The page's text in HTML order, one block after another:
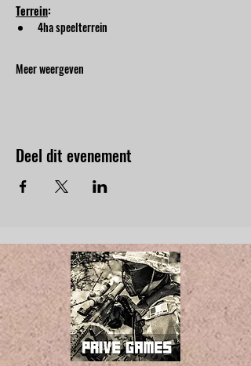
Terrein:
4ha speelterrein
Meer weergeven
Deel dit evenement